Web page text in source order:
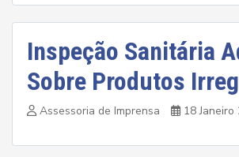
Inspeção Sanitária
Sobre Produtos
Assessoria de Imprensa 18 Janeiro